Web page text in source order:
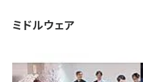
ミドルウェア